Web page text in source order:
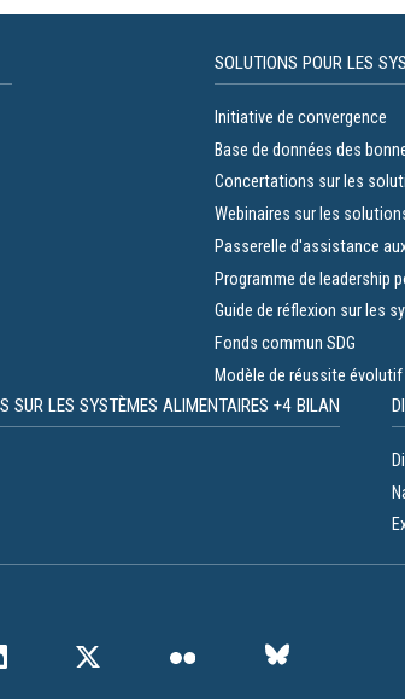
SOLUTIONS POUR LES
Initiative de convergence
Base de données des
Concertations sur les
Webinaires sur les
Passerelle d'assistance
Programme de leadership
Guide de réflexion sur les
Fonds commun SDG
Modèle de réussite évolutif
SUR LES SYSTÈMES ALIMENTAIRES +4 BILAN